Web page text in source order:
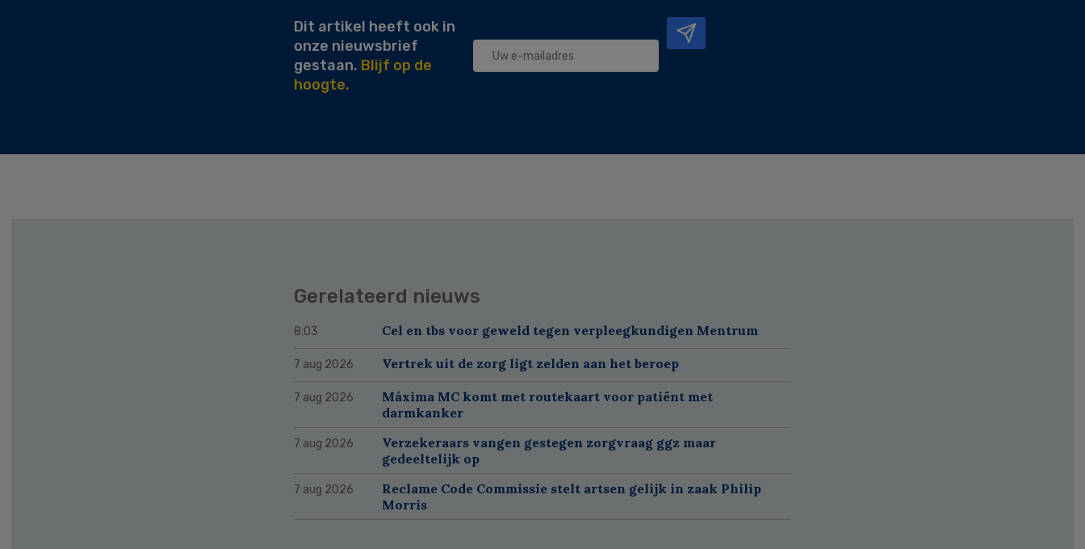
Dit artikel heeft ook in
onze nieuwsbrief
gestaan. Blijf op de
hoogte.
Gerelateerd nieuws
8:03 Cel en tbs voor geweld tegen verpleegkundigen Mentrum
7 aug 2026 Vertrek uit de zorg ligt zelden aan het beroep
7 aug 2026
Máxima MC komt met routekaart voor patiënt met
darmkanker
7 aug 2026
Verzekeraars vangen gestegen zorgvraag ggz maar
gedeeltelijk op
7 aug 2026
Reclame Code Commissie stelt artsen gelijk in zaak Philip
Morris